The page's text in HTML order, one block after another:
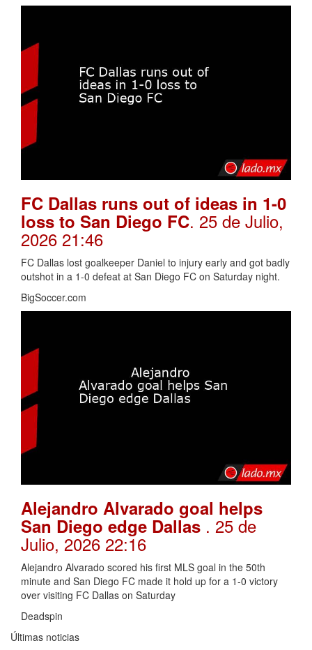
FC Dallas runs out of ideas in 1-0
loss to San Diego FC. 25 de Julio,
2026 21:46
FC Dallas lost goalkeeper Daniel to injury early and got badly
outshot in a 1-0 defeat at San Diego FC on Saturday night.
BigSoccer.com
Alejandro Alvarado goal helps
San Diego edge Dallas . 25 de
Julio, 2026 22:16
Alejandro Alvarado scored his first MLS goal in the 50th
minute and San Diego FC made it hold up for a 1-0 victory
over visiting FC Dallas on Saturday
Deadspin
Últimas noticias